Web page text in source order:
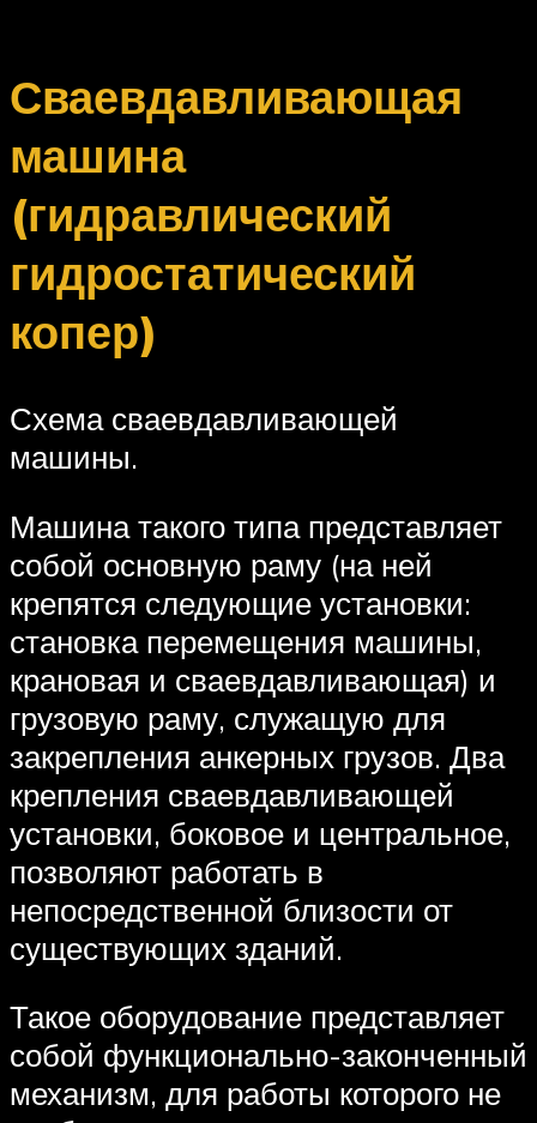
Сваевдавливающая
машина
(гидравлический
гидростатический
копер)
Схема сваевдавливающей
машины.
Машина такого типа представляет
собой основную раму (на ней
крепятся следующие установки:
становка перемещения машины,
крановая и сваевдавливающая) и
грузовую раму, служащую для
закрепления анкерных грузов. Два
крепления сваевдавливающей
установки, боковое и центральное,
позволяют работать в
непосредственной близости от
существующих зданий.
Такое оборудование представляет
собой функционально-законченный
механизм, для работы которого не